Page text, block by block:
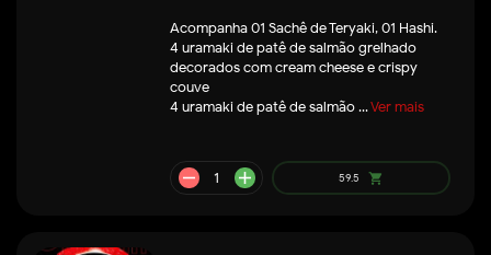
Acompanha 01 Sachê de Teryaki, 01 Hashi.
4 uramaki de patê de salmão grelhado
decorados com cream cheese e crispy
couve
4 uramaki de patê de salmão ...Ver mais